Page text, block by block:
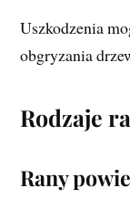
Uszkodzenia
obgryzania
Rodzaje
Rany